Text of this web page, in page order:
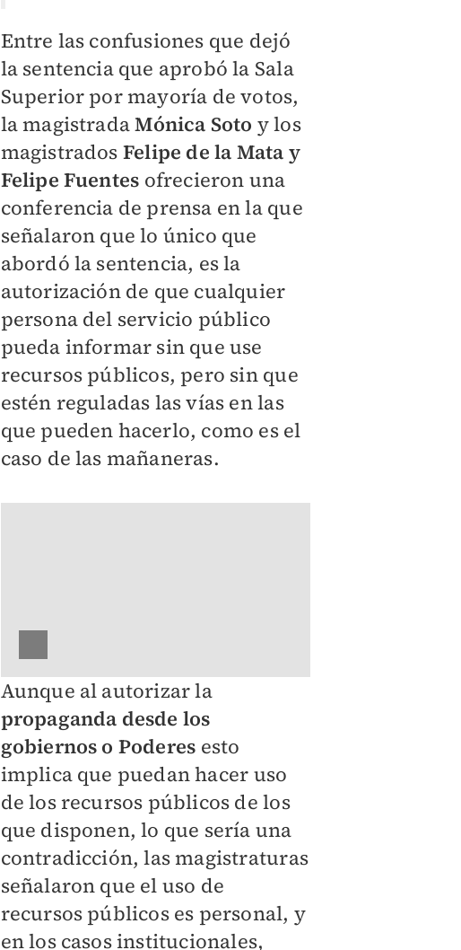
Entre las confusiones que dejó
la sentencia que aprobó la Sala
Superior por mayoría de votos,
la magistradaMónica Soto y los
magistrados Felipe de la Mata y
Felipe Fuentes ofrecieron una
conferencia de prensa en la que
señalaron que lo único que
abordó la sentencia, es la
autorización de que cualquier
persona del servicio público
pueda informar sin que use
recursos públicos, pero sin que
estén reguladas las vías en las
que pueden hacerlo, como es el
caso de las mañaneras.
Aunque al autorizar la
propaganda desde los
gobiernos o Poderes esto
implica que puedan hacer uso
de los recursos públicos de los
que disponen, lo que sería una
contradicción, las magistraturas
señalaron que el uso de
recursos públicos es personal, y
en los casos institucionales,